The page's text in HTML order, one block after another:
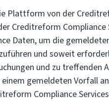
Plattform von der
Creditreform
Daten, um die
und soweit
und zu treffenden
gemeldeten Vorfall
Compliance